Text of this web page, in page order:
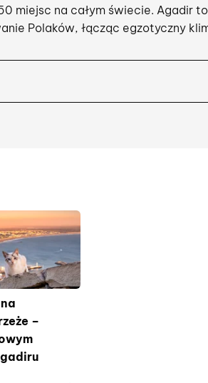
miejsc na całym świecie. Agadir
Polaków, łącząc egzotyczny
–